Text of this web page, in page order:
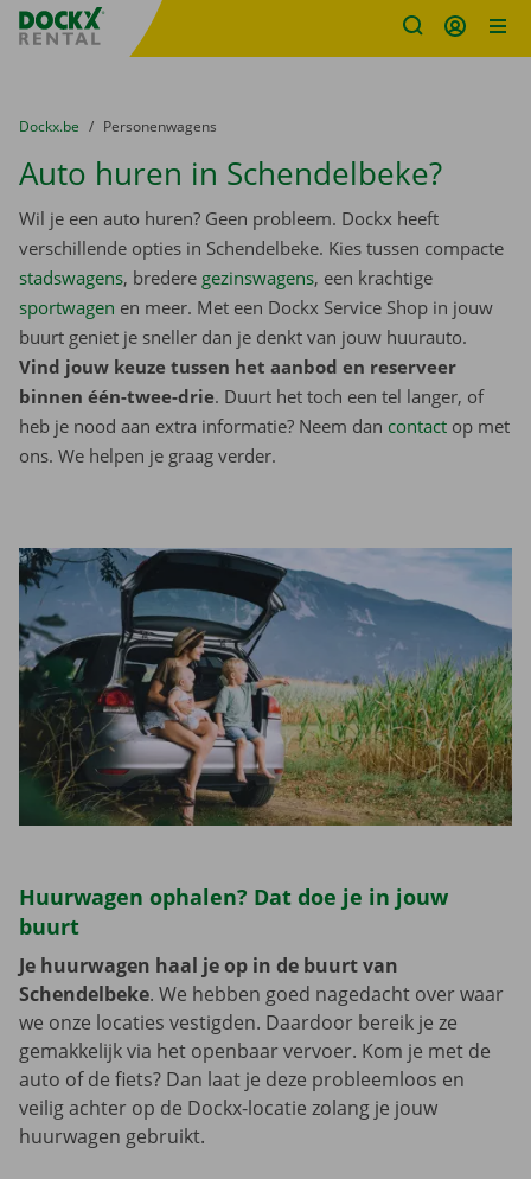
Fratello DEMO
U bevindt zich hier:
van
Dockx.be naar
Personenwagens
Auto huren in Schendelbeke?
Wil je een auto huren? Geen probleem. Dockx heeft
verschillende opties in Schendelbeke. Kies tussen compacte
stadswagens, bredere gezinswagens, een krachtige
sportwagen en meer. Met een Dockx Service Shop in jouw
buurt geniet je sneller dan je denkt van jouw huurauto.
Vind jouw keuze tussen het aanbod en reserveer
binnen één-twee-drie. Duurt het toch een tel langer, of
heb je nood aan extra informatie? Neem dan contact op met
ons. We helpen je graag verder.
Huurwagen ophalen? Dat doe je in jouw
buurt
Je huurwagen haal je op in de buurt van
Schendelbeke. We hebben goed nagedacht over waar
we onze locaties vestigden. Daardoor bereik je ze
gemakkelijk via het openbaar vervoer. Kom je met de
auto of de fiets? Dan laat je deze probleemloos en
veilig achter op de Dockx-locatie zolang je jouw
huurwagen gebruikt.